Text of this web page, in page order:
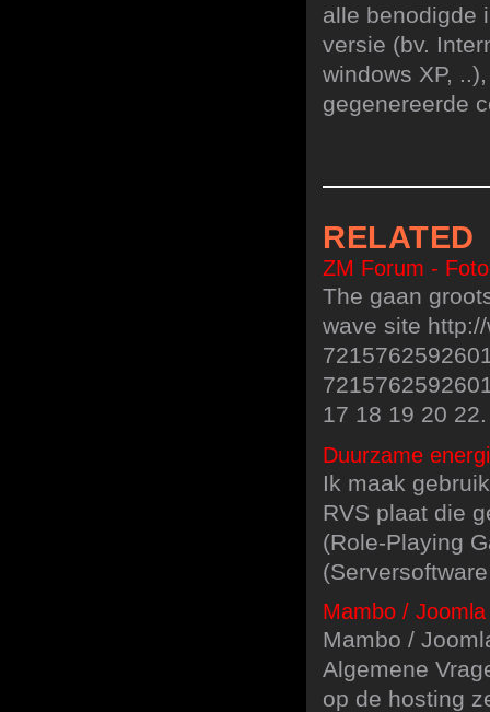
alle benodigde
versie (bv.
windows XP,
gegenereerde
RELATED
ZM Forum -
The gaan
wave site
17 18 19 20
Duurzame
Ik maak
RVS plaat die
(Role-Playing
Mambo /
Mambo /
Algemene
op de hosting